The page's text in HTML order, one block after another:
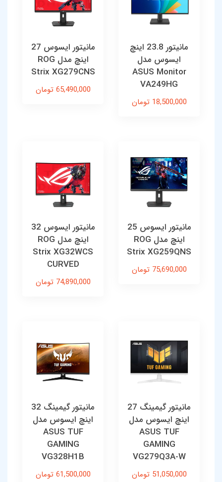
مانیتور 23.8 اینچ
ایسوس مدل
ASUS Monitor
VA249HG
18,500,000 تومان
مانیتور ایسوس 27
اینچ مدل ROG
Strix XG279CNS
65,490,000 تومان
مانیتور ایسوس 25
اینچ مدل ROG
Strix XG259QNS
75,690,000 تومان
مانیتور ایسوس 32
اینچ مدل ROG
Strix XG32WCS
CURVED
74,890,000 تومان
مانیتور گیمینگ 27
اینچ ایسوس مدل
ASUS TUF
GAMING
VG279Q3A-W
51,050,000 تومان
مانیتور گیمینگ 32
اینچ ایسوس مدل
ASUS TUF
GAMING
VG328H1B
61,500,000 تومان